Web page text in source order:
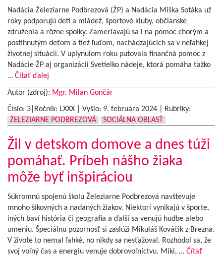
Nadácia Železiarne Podbrezová (ŽP) a Nadácia Miška Sotáka už
roky podporujú deti a mládež, športové kluby, občianske
združenia a rôzne spolky. Zameriavajú sa i na pomoc chorým a
postihnutým deťom a tiež ľuďom, nachádzajúcich sa v neľahkej
životnej situácii. V uplynulom roku putovala finančná pomoc z
Nadácie ŽP aj organizácii Svetielko nádeje, ktorá pomáha ťažko
… Čítať ďalej
Autor (zdroj): Mgr. Milan Gončár
Číslo: 3|Ročník: LXXX | Vyšlo: 9. februára 2024
Rubriky:
ŽELEZIARNE PODBREZOVÁ
SOCIÁLNA OBLASŤ
Žil v detskom domove a dnes túži
pomáhať. Príbeh nášho žiaka
môže byť inšpiráciou
Súkromnú spojenú školu Železiarne Podbrezová navštevuje
mnoho šikovných a nadaných žiakov. Niektorí vynikajú v športe,
iných baví história či geografia a ďalší sa venujú hudbe alebo
umeniu. Špeciálnu pozornosť si zaslúži Mikuláš Kováčik z Brezna.
V živote to nemal ľahké, no nikdy sa nesťažoval. Rozhodol sa, že
svoj voľný čas a energiu venuje dobrovoľníctvu. Miki, … Čítať